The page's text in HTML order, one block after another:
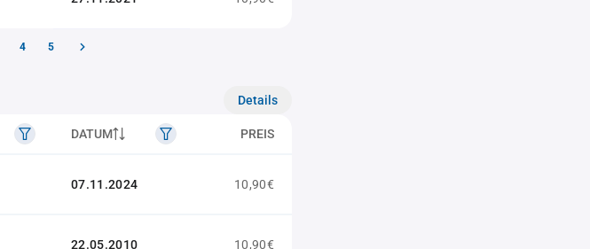
4 5
Details
DATUM PREIS
07.11.2024 10,90€
22.05.2010 10,90€